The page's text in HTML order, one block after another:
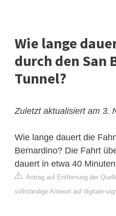
Wie lange
durch den San
Tunnel?
Zuletzt aktualisiert am 3.
Wie lange dauert die
Bernardino? Die Fahrt
dauert in etwa 40
Antrag auf Entfernung der
vollständige Antwort auf digitale-